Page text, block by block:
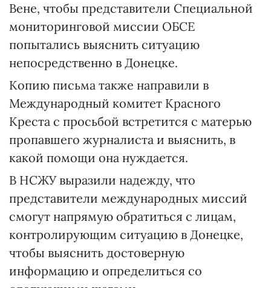
Вене, чтобы представители Специальной
мониторинговой миссии ОБСЕ
попытались выяснить ситуацию
непосредственно в Донецке.
Копию письма также направили в
Международный комитет Красного
Креста с просьбой встретится с матерью
пропавшего журналиста и выяснить, в
какой помощи она нуждается.
В НСЖУ выразили надежду, что
представители международных миссий
смогут напрямую обратиться с лицам,
контролирующим ситуацию в Донецке,
чтобы выяснить достоверную
информацию и определиться со